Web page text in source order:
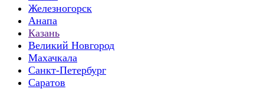
Железногорск
Анапа
Казань
Великий Новгород
Махачкала
Санкт-Петербург
Саратов